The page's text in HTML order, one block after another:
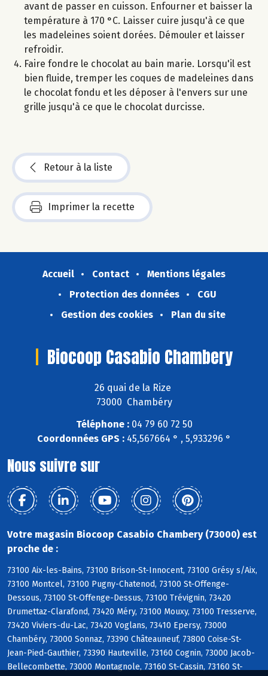
avant de passer en cuisson. Enfourner et baisser la
température à 170 °C. Laisser cuire jusqu'à ce que
les madeleines soient dorées. Démouler et laisser
refroidir.
Faire fondre le chocolat au bain marie. Lorsqu'il est
bien fluide, tremper les coques de madeleines dans
le chocolat fondu et les déposer à l'envers sur une
grille jusqu'à ce que le chocolat durcisse.
Retour à la liste
Imprimer la recette
Accueil Contact
Mentions légales
Protection des données
CGU
Gestion des cookies
Plan du site
Biocoop Casabio Chambery
26 quai de la Rize
73000 Chambéry
Téléphone :04 79 60 72 50
Coordonnées GPS : 45,567664 ° , 5,933296 °
Nous suivre sur
Votre magasin Biocoop Casabio Chambery (73000) est
proche de :
73100 Aix-les-Bains, 73100 Brison-St-Innocent, 73100 Grésy s/Aix,
73100 Montcel, 73100 Pugny-Chatenod, 73100 St-Offenge-
Dessous, 73100 St-Offenge-Dessus, 73100 Trévignin, 73420
Drumettaz-Clarafond, 73420 Méry, 73100 Mouxy, 73100 Tresserve,
73420 Viviers-du-Lac, 73420 Voglans, 73410 Epersy, 73000
Chambéry, 73000 Sonnaz, 73390 Châteauneuf, 73800 Coise-St-
Jean-Pied-Gauthier, 73390 Hauteville, 73160 Cognin, 73000 Jacob-
Bellecombette, 73000 Montagnole, 73160 St-Cassin, 73160 St-